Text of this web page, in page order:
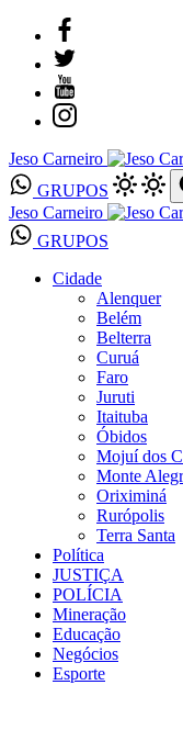
Jeso Carneiro
GRUPOS
Jeso Carneiro
GRUPOS
Cidade
Alenquer
Belém
Belterra
Curuá
Faro
Juruti
Itaituba
Óbidos
Mojuí dos
Monte
Oriximiná
Rurópolis
Terra Santa
Política
JUSTIÇA
POLÍCIA
Mineração
Educação
Negócios
Esporte